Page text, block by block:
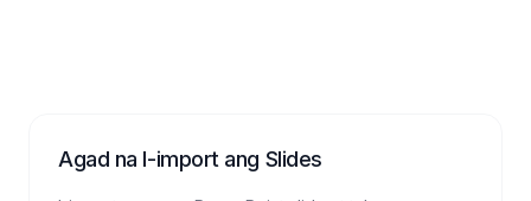
Agad na I-import ang Slides